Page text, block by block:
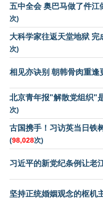
五中全会 奥巴马做了件江
次)
大科学家往返天堂地狱 完
次)
相见亦诀别 朝韩骨肉重逢
北京青年报"解散党组织"
次)
古国携手！习访英当日铁
(98,028次)
习近平的新党纪条例让老
坚持正统婚姻观念的枢机